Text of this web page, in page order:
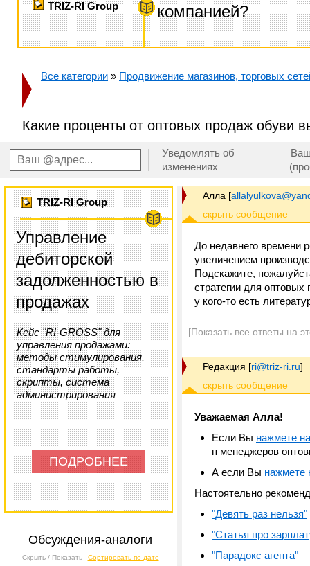
TRIZ-RI Group
компанией?
Все категории » Продвижение магазинов, торговых
Какие проценты от оптовых продаж обуви
Уведомлять об
изменениях
TRIZ-RI Group
Управление
дебиторской
задолженностью в
продажах
Кейс "RI-GROSS" для
управления продажами:
методы стимулирования,
стандарты работы,
скрипты, система
администрирования
ПОДРОБНЕЕ
Обсуждения-аналоги
Скрыть / Показать Сортировать по дате
Алла [
До недавнего времени
увеличением
Подскажите,
стратегии для
у кого-то есть
[Показать все ответы на
Редакция [ri@triz-ri.ru]
Уважаемая Алла!
Если Вы нажмете
п менеджеров
А если Вы нажмете
Настоятельно
"Девять раз нельзя"
"Статья про
"Парадокс агента"